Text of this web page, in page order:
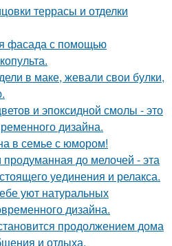
террасы и отделки
фасада с помощью
в маке, жевали свои булки,
и эпоксидной смолы - это
дизайна.
в семье с юмором!
до мелочей - эта
уединения и релакса.
уют натуральных
дизайна.
продолжением дома
и отдыха.